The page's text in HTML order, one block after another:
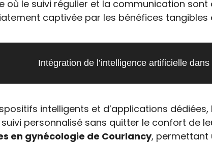
le suivi régulier et la communication sont
captivée par les bénéfices
Intégration de l’intelligence artificielle
intelligents et d’applications
personnalisé sans quitter le confort de
en gynécologie de Courlancy, permettant